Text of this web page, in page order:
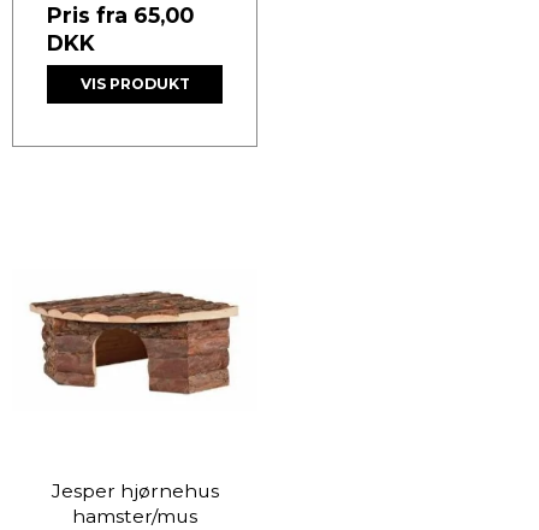
Pris fra 65,00
DKK
VIS PRODUKT
Jesper hjørnehus
hamster/mus